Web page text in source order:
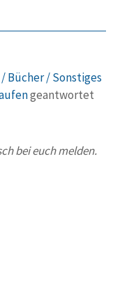
/ Bücher / Sonstiges
geantwortet
bei euch melden.